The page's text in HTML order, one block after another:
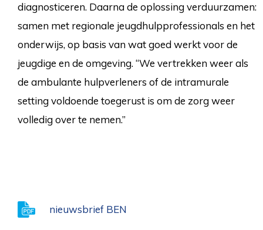
diagnosticeren. Daarna de oplossing verduurzamen:
samen met regionale jeugdhulpprofessionals en het
onderwijs, op basis van wat goed werkt voor de
jeugdige en de omgeving. “We vertrekken weer als
de ambulante hulpverleners of de intramurale
setting voldoende toegerust is om de zorg weer
volledig over te nemen.”
nieuwsbrief BEN